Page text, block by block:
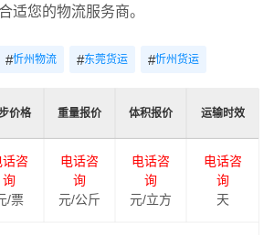
适您的物流服务商。
#忻州物流 #东莞货运 #忻州货运
价格 重量报价 体积报价 运输时效
话咨
询
/票
电话咨
询
元/公斤
电话咨
询
元/立方
电话咨
询
天